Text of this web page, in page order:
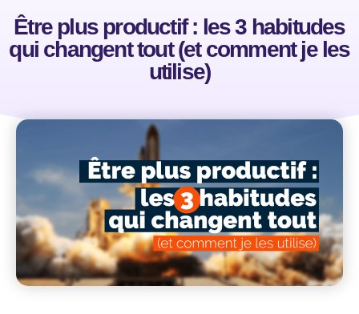
Être plus productif : les 3 habitudes
qui changent tout (et comment je les
utilise)